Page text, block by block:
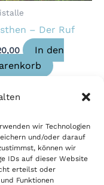
wir Technologien
und/oder darauf
können wir
IDs auf dieser Website
erteilst oder
Funktionen
– Der Ruf
In den